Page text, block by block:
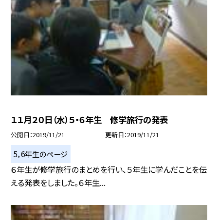
１１月２０日（水）５・６年生 修学旅行の発表
公開日 2019/11/21 更新日 2019/11/21
5，6年生のページ
６年生が修学旅行のまとめを行い、５年生に学んだことを伝
える発表をしました。６年生...